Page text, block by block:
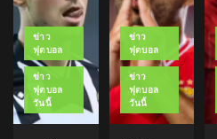
ข่าว
ฟุตบอล
ข่าว
ฟุตบอล
วันนี้
ข่าว
ฟุตบอล
ข่าว
ฟุตบอล
วันนี้